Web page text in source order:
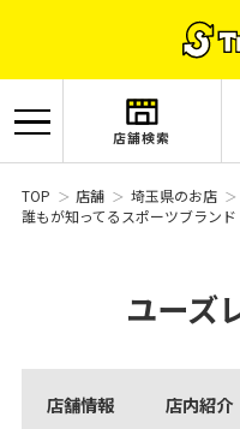
店舗検索
TOP 店舗 埼玉県のお店
誰もが知ってるスポーツブラ
ユーズ
店舗情報 店内紹介